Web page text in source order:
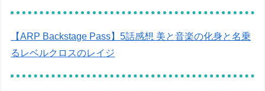
【ARP Backstage Pass】5話感想 美と音楽の化身と名乗
るレベルクロスのレイジ